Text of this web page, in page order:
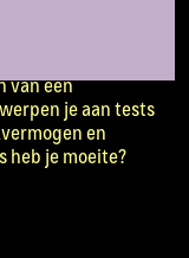
de
van een
je aan tests
en
heb je moeite?